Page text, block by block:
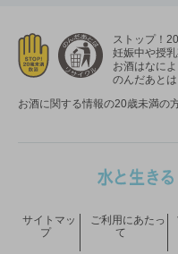
ストップ！
妊娠中や授
お酒はなによ
のんだあとは
お酒に関する情報の20歳未満の
サイトマッ
プ
ご利用にあたっ
て